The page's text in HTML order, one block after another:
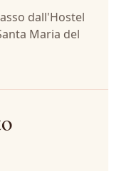
dall'Hostel
Maria del